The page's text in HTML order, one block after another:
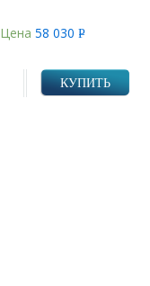
Цена58 030Р
КУПИТЬ